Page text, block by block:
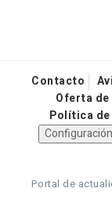
Contacto
Oferta
Política
Portal de